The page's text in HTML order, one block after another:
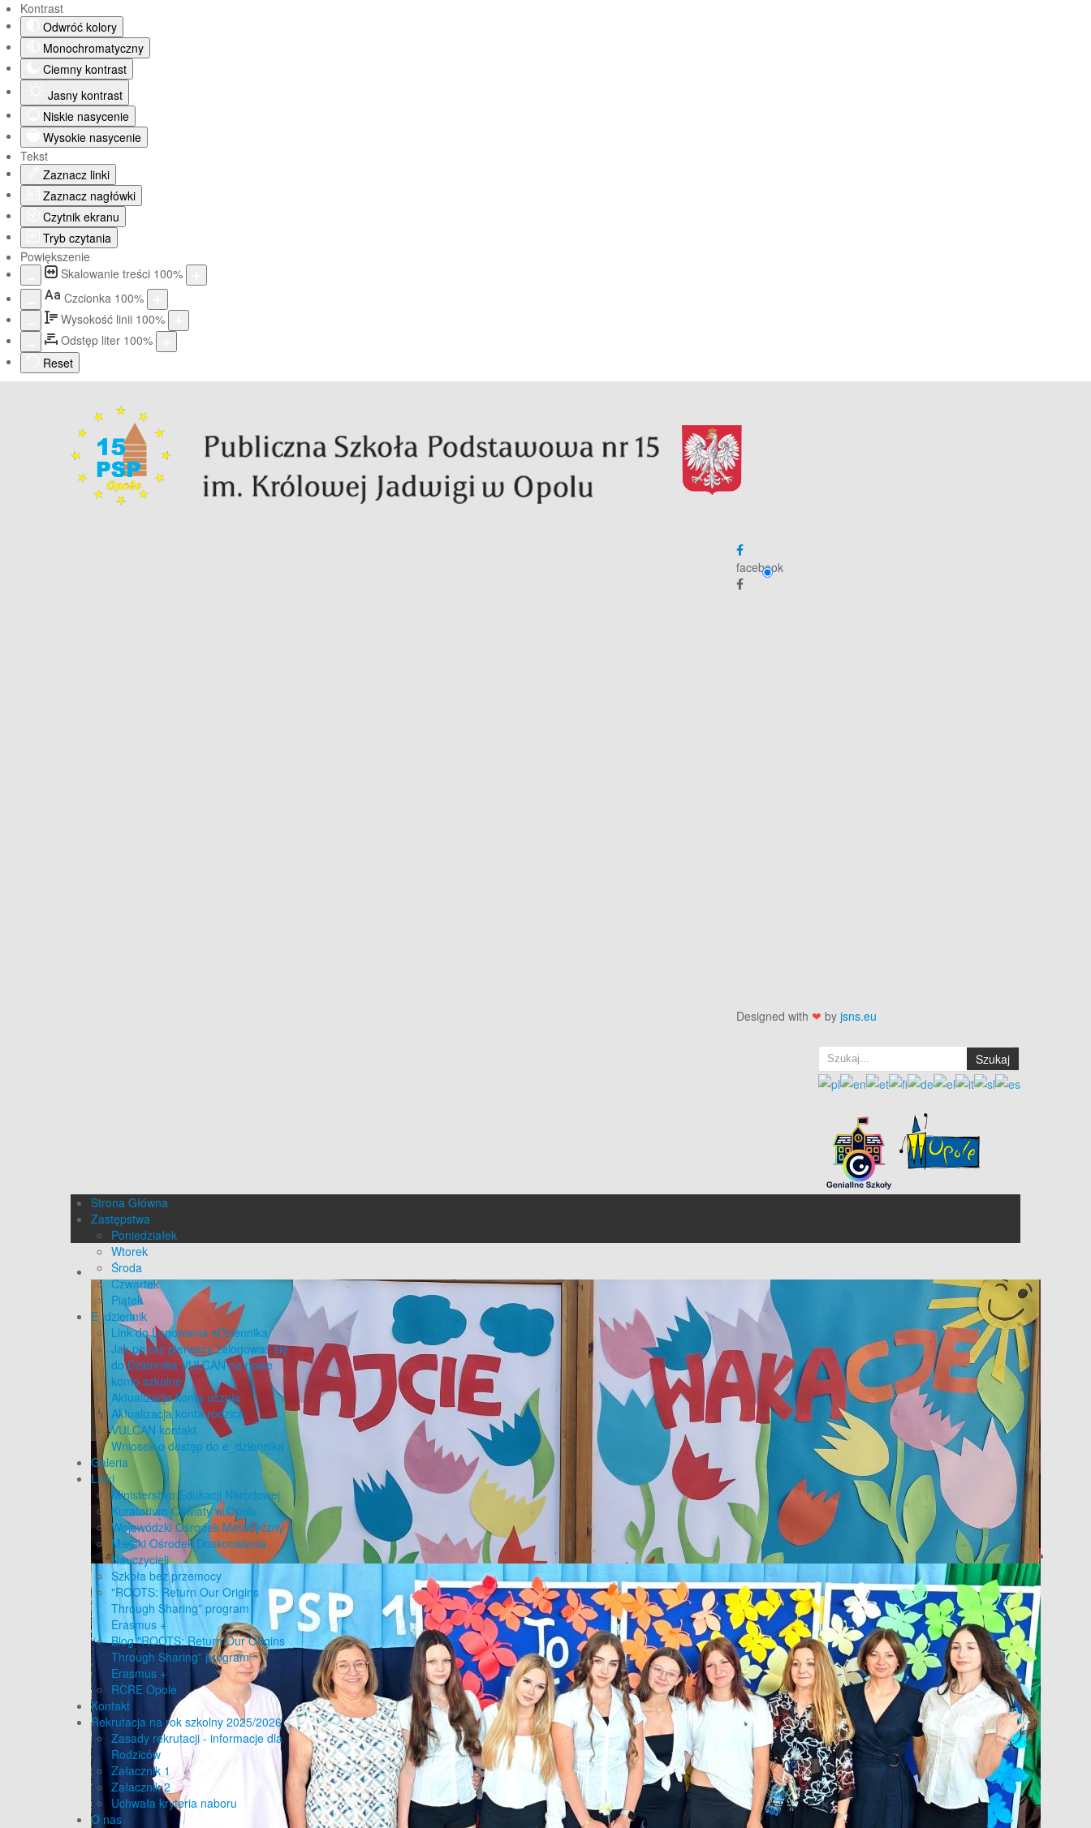
Kontrast
Odwróć kolory
Monochromatyczny
Ciemny kontrast
Jasny kontrast
Niskie nasycenie
Wysokie nasycenie
Tekst
Zaznacz linki
Zaznacz nagłówki
Czytnik ekranu
Tryb czytania
Powiększenie
Skalowanie treści 100%
Aa Czcionka 100%
Wysokość linii 100%
Odstęp liter 100%
Reset
facebook
Designed with ❤ by jsns.eu
Szukaj
Strona Główna
Zastępstwa
Poniedziałek
Wtorek
Środa
Czwartek
Piątek
E_dziennik
Link do Logowania eDziennika
Jak po raz pierwszy zalogować się
do Dziennika VULCAN na nowe
konto szkolne
Aktualizacja konta ucznia
Aktualizacja konta rodzica
VULCAN kontakt
Wniosek o dostęp do e_dziennika
Galeria
Linki
Ministerstwo Edukacji Narodowej
Kuratorium Oświaty w Opolu
Wojewódzki Ośrodek Metodyczny
Miejski Ośrodek Doskonalenia
Nauczycieli
Szkoła bez przemocy
"ROOTS: Return Our Origins
Through Sharing” program
Erasmus +
Blog "ROOTS: Return Our Origins
Through Sharing” program
Erasmus +
RCRE Opole
Kontakt
Rekrutacja na rok szkolny 2025/2026
Zasady rekrutacji - informacje dla
Rodziców
Załacznik 1
Załacznik 2
Uchwała kryteria naboru
O nas